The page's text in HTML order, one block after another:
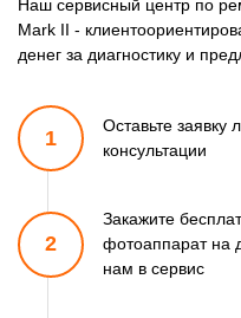
Наш сервисный центр по
Mark II -
денег за диагностику и
1
Оставьте заявку
консультации
2
Закажите
фотоаппаратна
нам в сервис